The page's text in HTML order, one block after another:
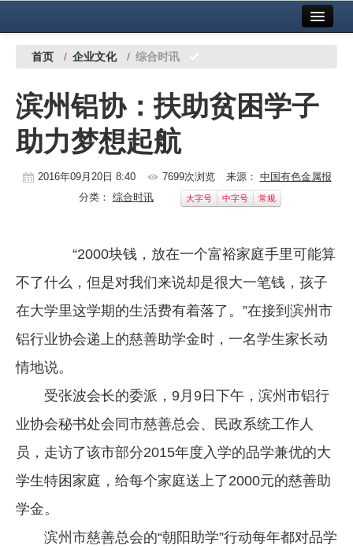
中国有色金属报社主办 广告服务
铜镍铅锌
铝
稀有稀土
镁钛
地矿 建设
党建工作
企业文化
《资源再生》杂志
数字报
首页 / 企业文化 / 综合时讯
滨州铝协：扶助贫困学子
助力梦想起航
2016年09月20日 8:40 7699次浏览 来源： 中国有色金属报
分类： 综合时讯 大字号 中字号 常规
“2000块钱，放在一个富裕家庭手里可能算
不了什么，但是对我们来说却是很大一笔钱，孩子
在大学里这学期的生活费有着落了。”在接到滨州市
铝行业协会递上的慈善助学金时，一名学生家长动
情地说。
受张波会长的委派，9月9日下午，滨州市铝行
业协会秘书处会同市慈善总会、民政系统工作人
员，走访了该市部分2015年度入学的品学兼优的大
学生特困家庭，给每个家庭送上了2000元的慈善助
学金。
滨州市慈善总会的“朝阳助学”行动每年都对品学